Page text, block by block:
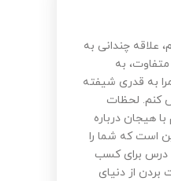
علاقه چندانی به
به
به قدری شیفته
کنم. لحظات
هیجان درباره
است که شما را
درس برای کسب
از دنیای